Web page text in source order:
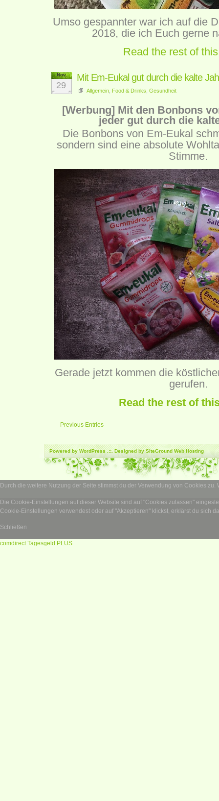
Umso gespannter war ich auf die
2018, die ich Euch gerne
Read the rest of
Nov.
29
Mit Em-Eukal gut durch die kalte
Allgemein Food & Drinks Gesundheit
[Werbung] Mit den Bonbons
jeder gut durch die
Die Bonbons von Em-Eukal
sondern sind eine absolute
Stimme.
Gerade jetzt kommen die
gerufen.
Read the rest of
Previous Entries
Powered byWordPress.::. Designed by SiteGroundWeb Hosting
Durch die weitere Nutzung der Seite stimmst du der Verwendung von Cookies zu.
Die Cookie-Einstellungen auf dieser Website sind auf "Cookies zulassen"
Cookie-Einstellungen verwendest oder auf "Akzeptieren" klickst, erklärst du sich
Schließen
comdirect Tagesgeld PLUS